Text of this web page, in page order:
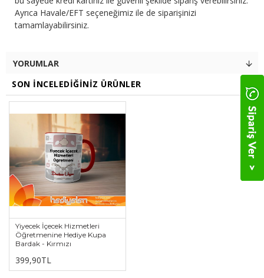
Ayrıca Havale/EFT seçeneğimiz ile de siparişinizi
tamamlayabilirsiniz.
YORUMLAR
SON İNCELEDIĞINIZ ÜRÜNLER
Yiyecek İçecek Hizmetleri
Öğretmenine Hediye Kupa
Bardak - Kırmızı
399,90TL